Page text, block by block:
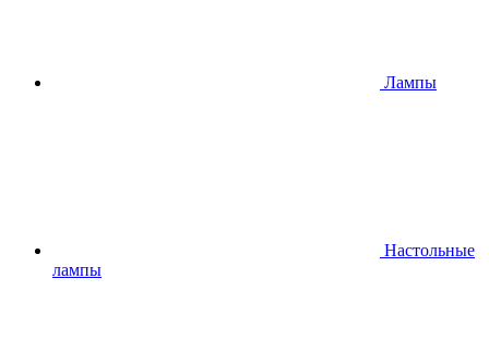
Лампы
Настольные
лампы